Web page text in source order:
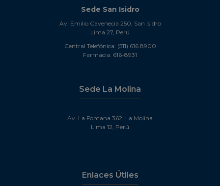
Sede San Isidro
Av. Emilio Cavenecia 250, San Isidro
Lima 27, Perú
Central Telefónica: (511) 616 8900
Farmacia: 616-8931
Sede La Molina
Av. La Fontana 362, La Molina
Lima 12, Perú
Enlaces Útiles